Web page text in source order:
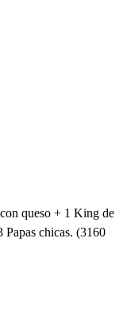
queso + 1 King de
chicas. (3160